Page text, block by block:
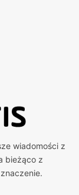
wiadomości z
bieżąco z